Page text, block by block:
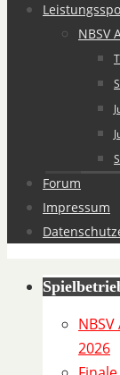
NBSV
Forum
Impressum
2026